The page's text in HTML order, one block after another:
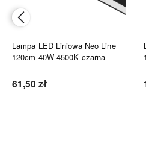
Lampa LED Liniowa Neo Line
120cm 40W 4500K czarna
61,50 zł